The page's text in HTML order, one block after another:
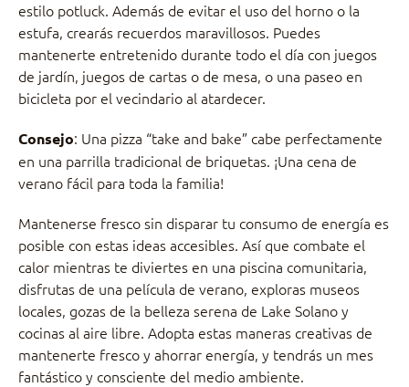
estilo potluck. Además de evitar el uso del horno o la
estufa, crearás recuerdos maravillosos. Puedes
mantenerte entretenido durante todo el día con juegos
de jardín, juegos de cartas o de mesa, o una paseo en
bicicleta por el vecindario al atardecer.
Consejo: Una pizza “take and bake” cabe perfectamente
en una parrilla tradicional de briquetas. ¡Una cena de
verano fácil para toda la familia!
Mantenerse fresco sin disparar tu consumo de energía es
posible con estas ideas accesibles. Así que combate el
calor mientras te diviertes en una piscina comunitaria,
disfrutas de una película de verano, exploras museos
locales, gozas de la belleza serena de Lake Solano y
cocinas al aire libre. Adopta estas maneras creativas de
mantenerte fresco y ahorrar energía, y tendrás un mes
fantástico y consciente del medio ambiente.